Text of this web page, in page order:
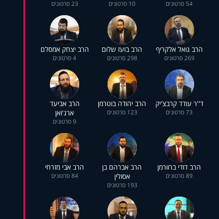
54 סרטונים 10 סרטונים 23 סרטונים
הרב גואל אלקריף
269 סרטונים
הרב בועז שלום
298 סרטונים
הרב יצחק אמסלם
4 סרטונים
ד''ר עודד קרבצ'יק
73 סרטונים
הרב יהודה בוטרמן
123 סרטונים
הרב אביעד
ארג'ואן
9 סרטונים
הרב דודי ברוורמן
89 סרטונים
הרב אברהם בן
אסולין
193 סרטונים
הרב אבי מזרחי
84 סרטונים